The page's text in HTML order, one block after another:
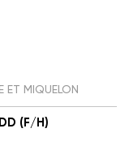
ET MIQUELON
(F/H)